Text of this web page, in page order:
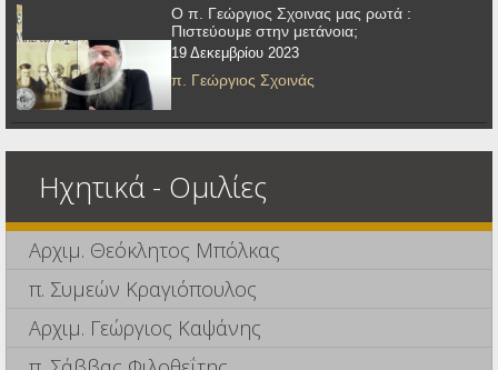
Ο π. Γεώργιος Σχοινας μας ρωτά :
Πιστεύουμε στην μετάνοια;
19 Δεκεμβρίου 2023
π. Γεώργιος Σχοινάς
Ηχητικά - Ομιλίες
Αρχιμ. Θεόκλητος Μπόλκας
π. Συμεών Κραγιόπουλος
Αρχιμ. Γεώργιος Καψάνης